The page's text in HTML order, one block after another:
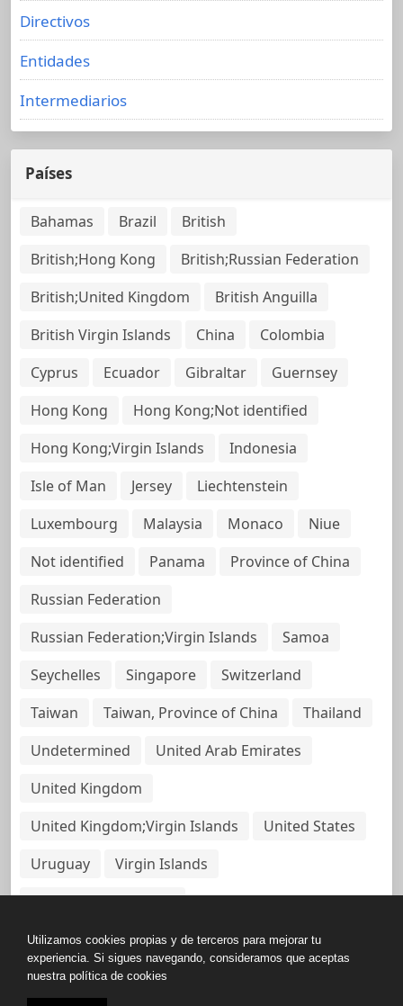
Directivos
Entidades
Intermediarios
Países
Bahamas Brazil
British
British;Hong Kong
British;Russian Federation
British;United Kingdom
British Anguilla
British Virgin Islands
China
Colombia
Cyprus
Ecuador Gibraltar
Guernsey
Hong Kong
Hong Kong;Not identified
Hong Kong;Virgin Islands
Indonesia
Isle of Man
Jersey
Liechtenstein
Luxembourg
Malaysia Monaco
Niue
Not identified
Panama
Province of China
Russian Federation
Russian Federation;Virgin Islands
Samoa
Seychelles
Singapore
Switzerland
Taiwan
Taiwan, Province of China
Thailand
Undetermined
United Arab Emirates
United Kingdom
United Kingdom;Virgin Islands
United States
Uruguay
Virgin Islands
Virgin Islands, British
Copyright © All rights reserved.
Utilizamos cookies propias y de terceros para mejorar tu
experiencia. Si sigues navegando, consideramos que aceptas
nuestra política de cookies